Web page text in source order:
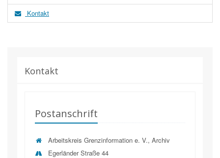
Kontakt
Kontakt
Postanschrift
Arbeitskreis Grenzinformation e. V., Archiv
Egerländer Straße 44